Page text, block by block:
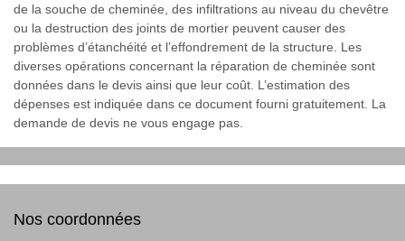
de la souche de cheminée, des infiltrations au niveau du chevêtre
ou la destruction des joints de mortier peuvent causer des
problèmes d’étanchéité et l’effondrement de la structure. Les
diverses opérations concernant la réparation de cheminée sont
données dans le devis ainsi que leur coût. L’estimation des
dépenses est indiquée dans ce document fourni gratuitement. La
demande de devis ne vous engage pas.
Nos coordonnées